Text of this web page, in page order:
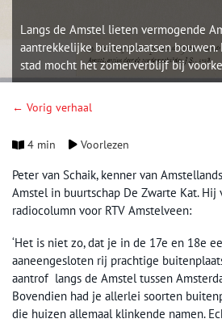
Langs de Amstel lieten vermogende
aantrekkelijke buitenplaatsen
stad mocht het zomerverblijf bij
← Vorig verhaal
4 min Voorlezen
Peter van Schaik, kenner van
Amstel in buurtschap De Zwarte Kat.
radiocolumn voor RTV Amstelveen:
‘Het is niet zo, dat je in de 17e en 18e
aaneengesloten rij prachtige
aantrof langs de Amstel tussen
Bovendien had je allerlei soorten
die huizen allemaal klinkende namen.